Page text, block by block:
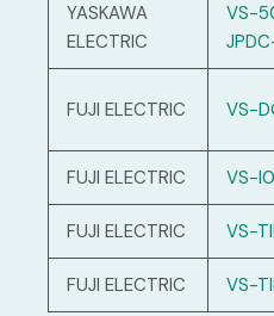
YASKAWA
ELECTRIC
VS-
FUJI ELECTRIC VS-
FUJI ELECTRIC VS-
FUJI ELECTRIC VS-
FUJI ELECTRIC VS-